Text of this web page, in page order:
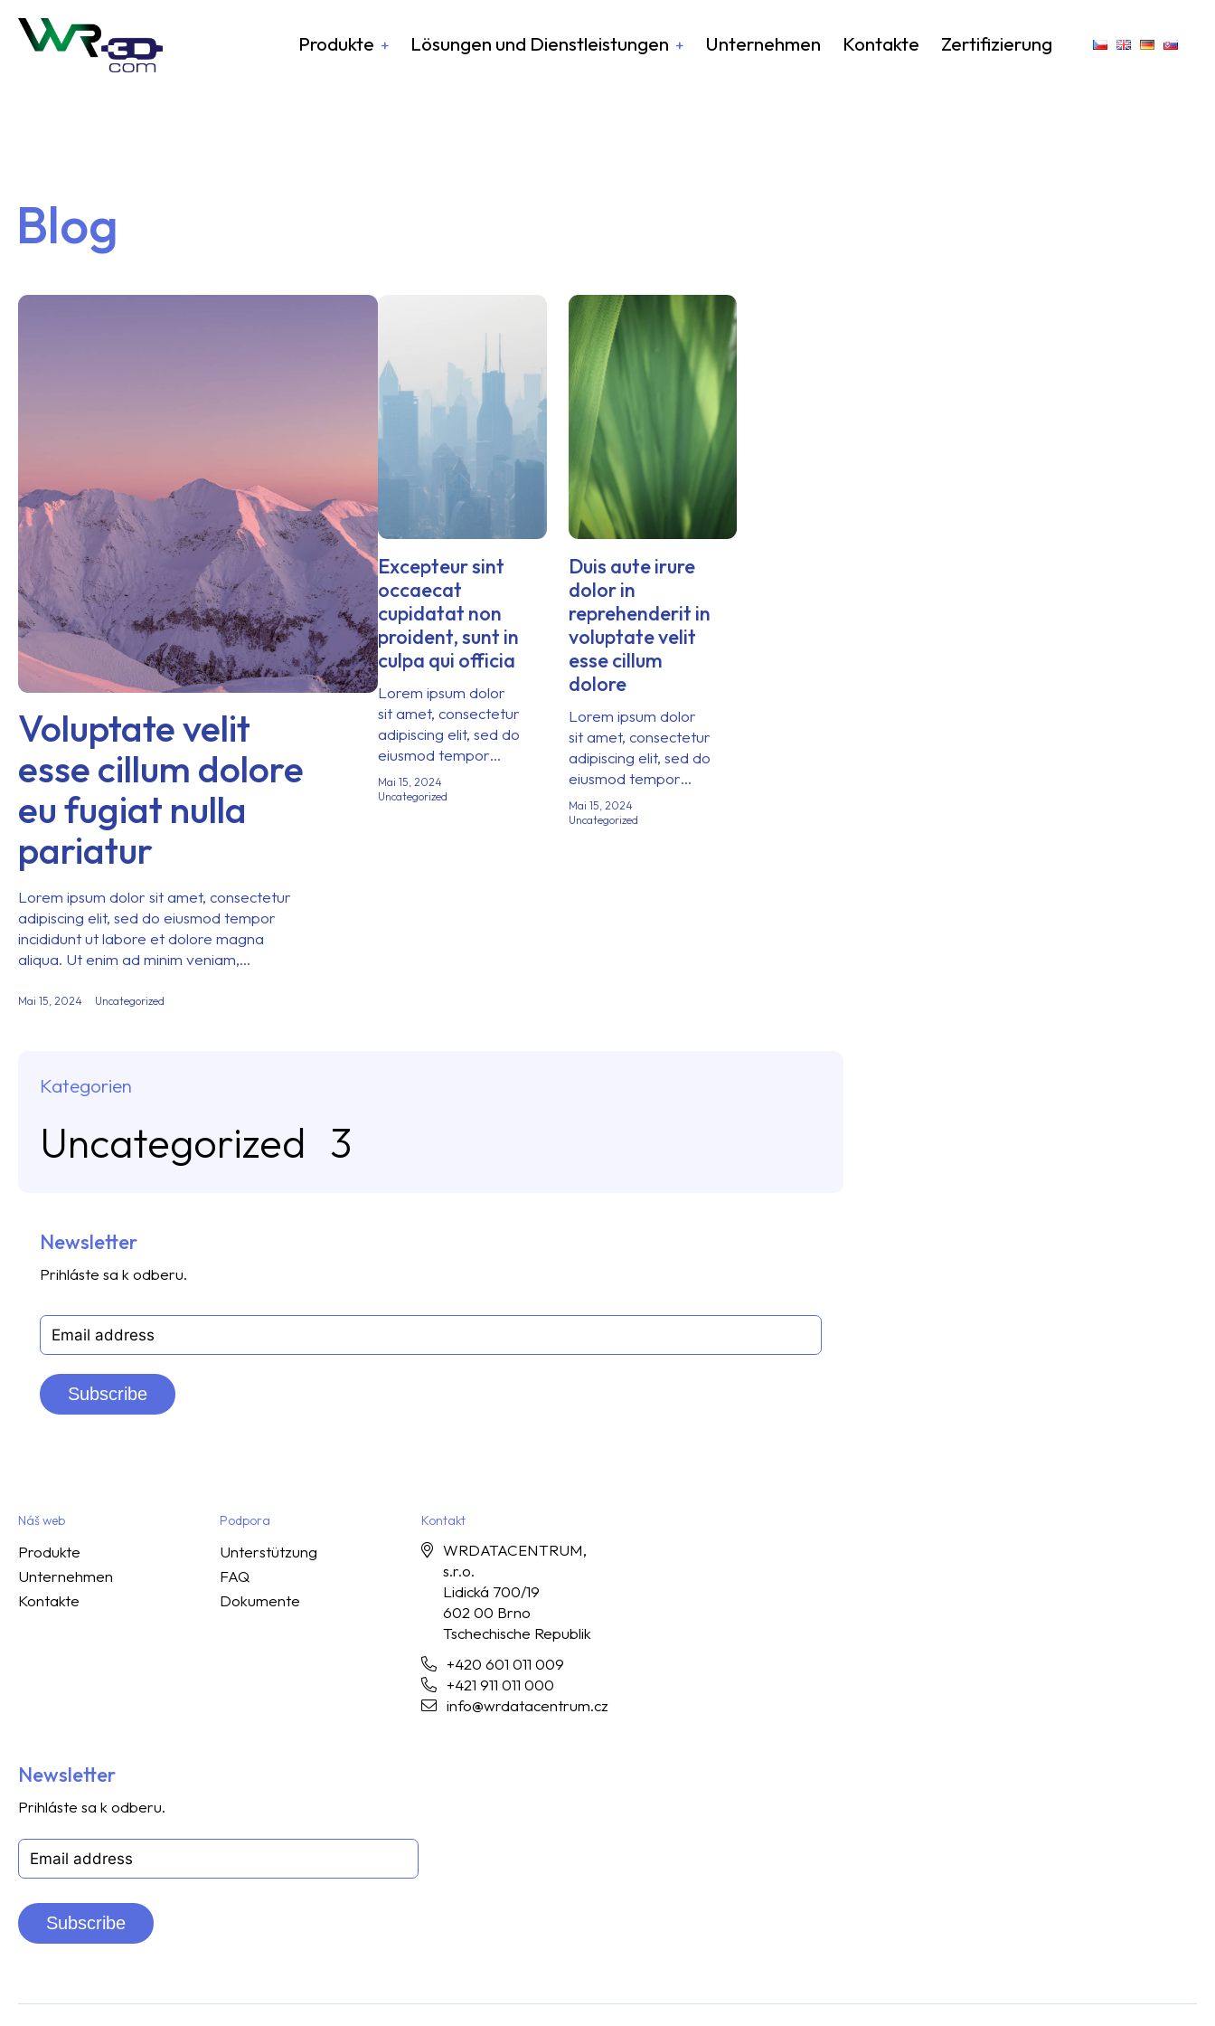
Produkte Lösungen und Dienstleistungen Unternehmen Kontakte Zertifizierung
Blog
Voluptate velit
esse cillum dolore
eu fugiat nulla
pariatur
Lorem ipsum dolor sit amet, consectetur
adipiscing elit, sed do eiusmod tempor
incididunt ut labore et dolore magna
aliqua. Ut enim ad minim veniam,…
Mai 15, 2024 Uncategorized
Excepteur sint
occaecat
cupidatat non
proident, sunt in
culpa qui officia
Lorem ipsum dolor
sit amet, consectetur
adipiscing elit, sed do
eiusmod tempor…
Mai 15, 2024
Uncategorized
Duis aute irure
dolor in
reprehenderit in
voluptate velit
esse cillum
dolore
Lorem ipsum dolor
sit amet, consectetur
adipiscing elit, sed do
eiusmod tempor…
Mai 15, 2024
Uncategorized
Kategorien
Uncategorized 3
Newsletter
Prihláste sa k odberu.
Subscribe
Náš web
Produkte
Unternehmen
Kontakte
Podpora
Unterstützung
FAQ
Dokumente
Kontakt
WRDATACENTRUM,
s.r.o.
Lidická 700/19
602 00 Brno
Tschechische Republik
+420 601 011 009
+421 911 011 000
info@wrdatacentrum.cz
Newsletter
Prihláste sa k odberu.
Subscribe